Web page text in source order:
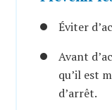
Éviter
Avant
qu’il est
d’arrêt.